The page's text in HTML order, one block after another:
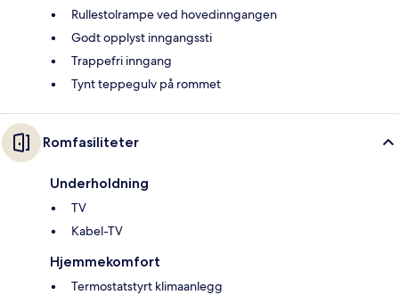
Rullestolrampe ved hovedinngangen
Godt opplyst inngangssti
Trappefri inngang
Tynt teppegulv på rommet
Romfasiliteter
Underholdning
TV
Kabel-TV
Hjemmekomfort
Termostatstyrt klimaanlegg